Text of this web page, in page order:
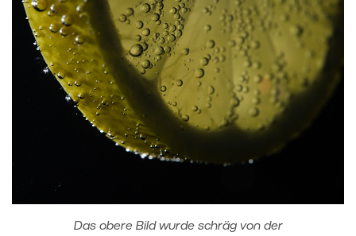
Das obere Bild wurde schräg von der